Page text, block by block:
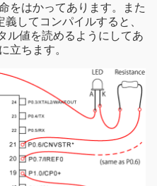
をはかってあります。また
してコンパイルすると、
ル値を読めるようにしてあ
立ちます。